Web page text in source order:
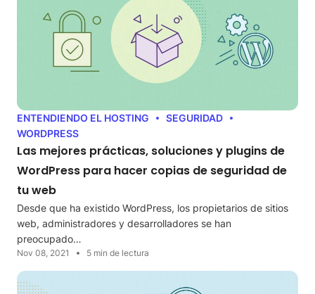
ENTENDIENDO EL HOSTING
SEGURIDAD
WORDPRESS
Las mejores prácticas, soluciones y plugins de
WordPress para hacer copias de seguridad de
tu web
Desde que ha existido WordPress, los propietarios de sitios
web, administradores y desarrolladores se han
preocupado…
Nov 08, 2021 5 min de lectura